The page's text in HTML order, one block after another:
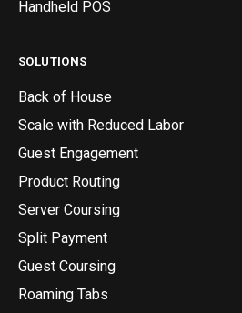
Handheld POS
SOLUTIONS
Back of House
Scale with Reduced Labor
Guest Engagement
Product Routing
Server Coursing
Split Payment
Guest Coursing
Roaming Tabs